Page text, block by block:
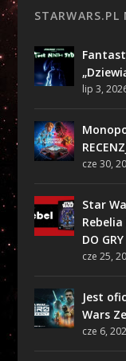
STARWARS.PL
lip 3,
cze 30,
Star
Rebelia
DO GRY
cze 25,
Jest
Wars
cze 6,